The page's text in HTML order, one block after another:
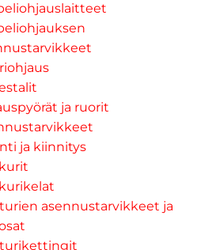
ja ruorit
ja kiinnitys
asennustarvikkeet ja